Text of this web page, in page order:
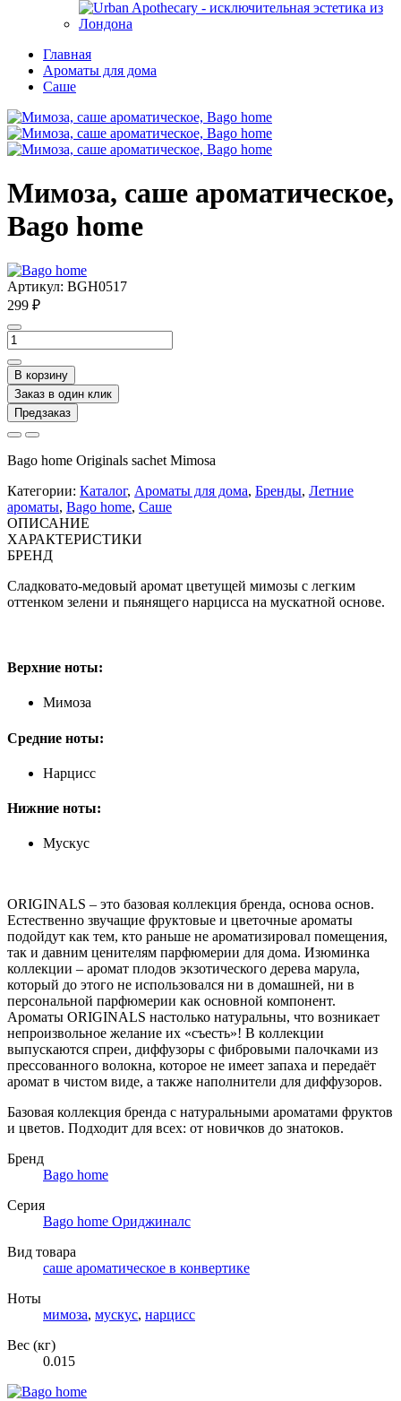
Главная
Ароматы для дома
Саше
Мимоза, саше ароматическое,
Bago home
Артикул: BGH0517
299 ₽
В корзину
Заказ в один клик
Предзаказ
Bago home Originals sachet Mimosa
Категории: Каталог, Ароматы для дома, Бренды, Летние
ароматы, Bago home, Саше
ОПИСАНИЕ
ХАРАКТЕРИСТИКИ
БРЕНД
Сладковато-медовый аромат цветущей мимозы с легким
оттенком зелени и пьянящего нарцисса на мускатной основе.
Верхние ноты:
Мимоза
Средние ноты:
Нарцисс
Нижние ноты:
Мускус
ORIGINALS – это базовая коллекция бренда, основа основ.
Естественно звучащие фруктовые и цветочные ароматы
подойдут как тем, кто раньше не ароматизировал помещения,
так и давним ценителям парфюмерии для дома. Изюминка
коллекции – аромат плодов экзотического дерева марула,
который до этого не использовался ни в домашней, ни в
персональной парфюмерии как основной компонент.
Ароматы ORIGINALS настолько натуральны, что возникает
непроизвольное желание их «съесть»! В коллекции
выпускаются спреи, диффузоры с фибровыми палочками из
прессованного волокна, которое не имеет запаха и передаёт
аромат в чистом виде, а также наполнители для диффузоров.
Базовая коллекция бренда с натуральными ароматами фруктов
и цветов. Подходит для всех: от новичков до знатоков.
Бренд
Bago home
Серия
Bago home Ориджиналс
Вид товара
саше ароматическое в конвертике
Ноты
мимоза, мускус, нарцисс
Вес (кг)
0.015